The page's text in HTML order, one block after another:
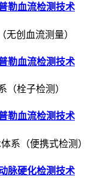
勒血流检测技术
无创血流测量）
勒血流检测技术
（栓子检测）
勒血流检测技术
系（便携式检测）
脉硬化检测技术